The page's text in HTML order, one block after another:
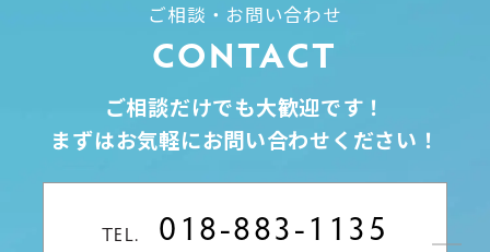
ご相談・お問い合わせ
CONTACT
ご相談だけでも大歓迎です！
まずはお気軽にお問い合わせください！
TEL. 018-883-1135